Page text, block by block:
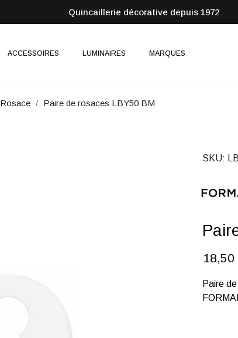
Quincaillerie décorative depuis 1972
ACCESSOIRES LUMINAIRES MARQUES
Rosace Paire de rosaces LBY50 BM
SKU
18,50
Paire